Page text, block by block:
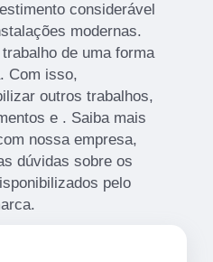
considerável
modernas.
de uma forma
Com isso,
outros trabalhos,
e . Saiba mais
nossa empresa,
dúvidas sobre os
pelo